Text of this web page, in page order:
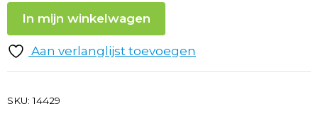
In mijn winkelwagen
Aan verlanglijst toevoegen
SKU:14429